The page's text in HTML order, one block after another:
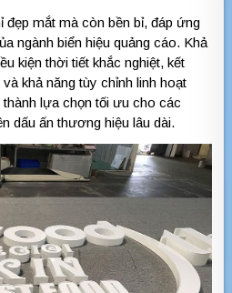
đẹp mắt mà còn bền bỉ, đáp ứng
ngành biển hiệu quảng cáo. Khả
kiện thời tiết khắc nghiệt, kết
khả năng tùy chỉnh linh hoạt
lựa chọn tối ưu cho các
dấu ấn thương hiệu lâu dài.